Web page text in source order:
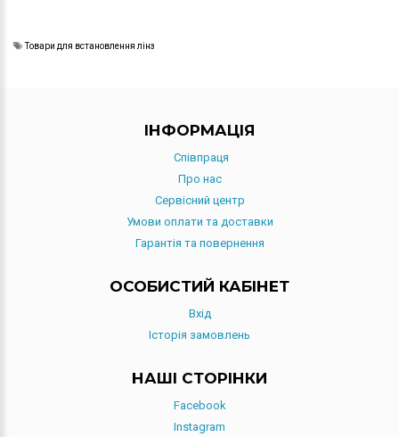
Товари для встановлення лінз
IНФОРМАЦIЯ
Співпраця
Про нас
Сервісний центр
Умови оплати та доставки
Гарантія та повернення
ОСОБИСТИЙ КАБІНЕТ
Вхід
Історія замовлень
НАШІ СТОРІНКИ
Facebook
Instagram